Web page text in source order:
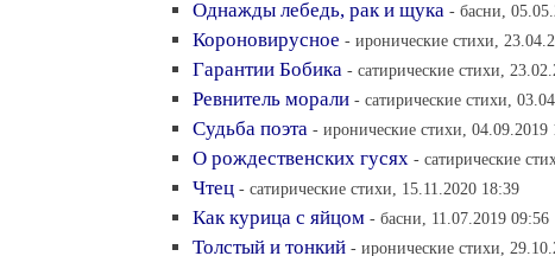
Однажды лебедь, рак и щука - басни,
Короновирусное - иронические стихи,
Гарантии Бобика - сатирические стихи,
Ревнитель морали - сатирические стихи,
Судьба поэта - иронические стихи, 04.09.2019
О рождественских гусях - сатирические
Чтец - сатирические стихи, 15.11.2020 18:39
Как курица с яйцом - басни, 11.07.2019 09:56
Толстый и тонкий - иронические стихи,